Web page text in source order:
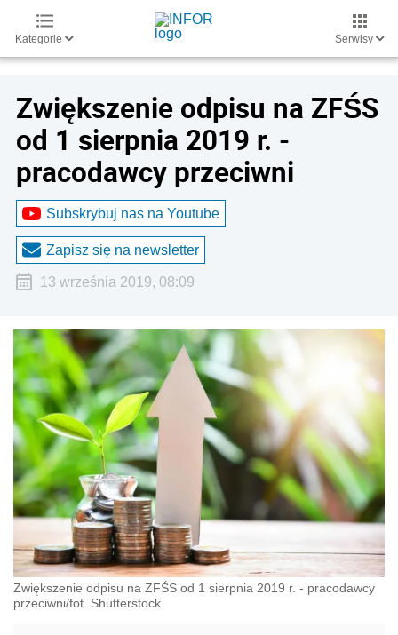
Kategorie Serwisy
Zwiększenie odpisu na ZFŚS
od 1 sierpnia 2019 r. -
pracodawcy przeciwni
Subskrybuj nas na Youtube
Zapisz się na newsletter
13 września 2019, 08:09
Zwiększenie odpisu na ZFŚS od 1 sierpnia 2019 r. - pracodawcy
przeciwni/fot. Shutterstock